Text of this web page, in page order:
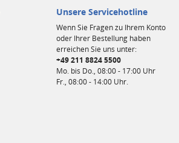
Unsere Servicehotline
Wenn Sie Fragen zu Ihrem Konto
oder Ihrer Bestellung haben
erreichen Sie uns unter:
+49 211 8824 5500
Mo. bis Do., 08:00 - 17:00 Uhr
Fr., 08:00 - 14:00 Uhr.